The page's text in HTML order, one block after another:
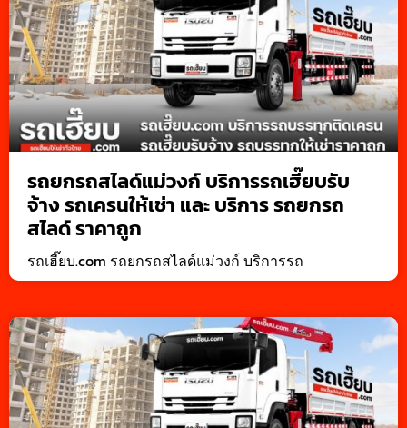
รถยกรถสไลด์แม่วงก์ บริการรถเฮี๊ยบรับ
จ้าง รถเครนให้เช่า และ บริการ รถยกรถ
สไลด์ ราคาถูก
รถเฮี๊ยบ.com รถยกรถสไลด์แม่วงก์ บริการรถ